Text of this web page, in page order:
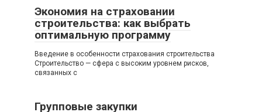
Экономия на страховании
строительства: как выбрать
оптимальную программу
Введение в особенности страхования строительства
Строительство — сфера с высоким уровнем рисков,
связанных с
Групповые закупки